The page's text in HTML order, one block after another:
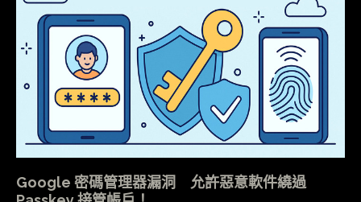
Google 密碼管理器漏洞 允許惡意軟件繞過